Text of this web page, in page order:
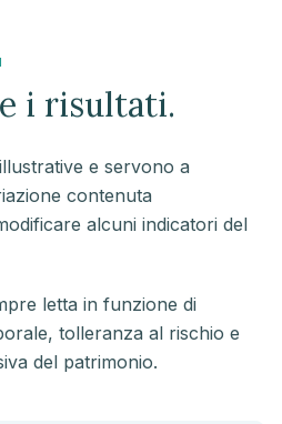
i risultati.
e servono a
contenuta
alcuni indicatori del
letta in funzione di
tolleranza al rischio e
del patrimonio.